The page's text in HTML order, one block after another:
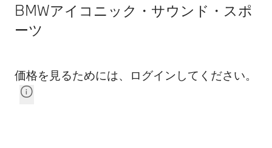
BMWアイコニック・サウンド・スポ
ーツ
価格を見るためには、ログインしてください。